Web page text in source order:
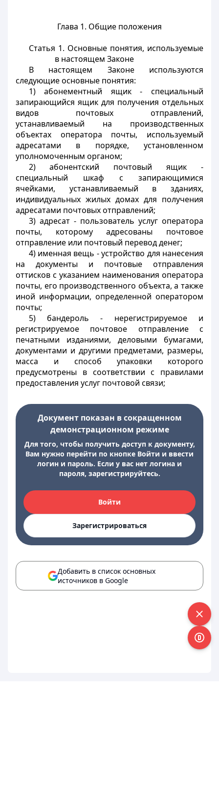
Глава 1. Общие положения
Статья 1. Основные понятия, используемые
в настоящем Законе
В настоящем Законе используются
следующие основные понятия:
1) абонементный ящик - специальный
запирающийся ящик для получения отдельных
видов почтовых отправлений,
устанавливаемый на производственных
объектах оператора почты, используемый
адресатами в порядке, установленном
уполномоченным органом;
2) абонентский почтовый ящик -
специальный шкаф с запирающимися
ячейками, устанавливаемый в зданиях,
индивидуальных жилых домах для получения
адресатами почтовых отправлений;
3) адресат - пользователь услуг оператора
почты, которому адресованы почтовое
отправление или почтовый перевод денег;
4) именная вещь - устройство для нанесения
на документы и почтовые отправления
оттисков с указанием наименования оператора
почты, его производственного объекта, а также
иной информации, определенной оператором
почты;
5) бандероль - нерегистрируемое и
регистрируемое почтовое отправление с
печатными изданиями, деловыми бумагами,
документами и другими предметами, размеры,
масса и способ упаковки которого
предусмотрены в соответствии с правилами
предоставления услуг почтовой связи;
Документ показан в сокращенном
демонстрационном режиме
Для того, чтобы получить доступ к документу,
Вам нужно перейти по кнопке Войти и ввести
логин и пароль. Если у вас нет логина и
пароля, зарегистрируйтесь.
Войти
Зарегистрироваться
Добавить в список основных
источников в Google